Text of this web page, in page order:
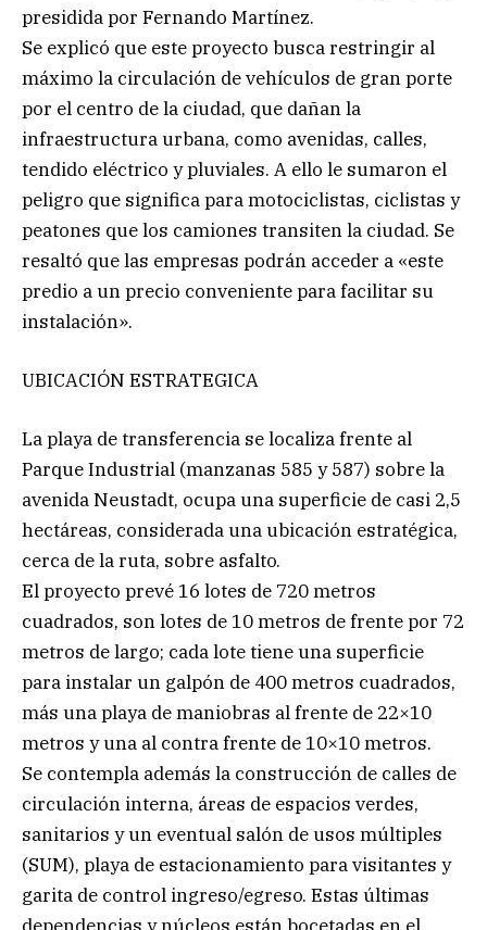
presidida por Fernando Martínez.
Se explicó que este proyecto busca restringir al
máximo la circulación de vehículos de gran porte
por el centro de la ciudad, que dañan la
infraestructura urbana, como avenidas, calles,
tendido eléctrico y pluviales. A ello le sumaron el
peligro que significa para motociclistas, ciclistas y
peatones que los camiones transiten la ciudad. Se
resaltó que las empresas podrán acceder a «este
predio a un precio conveniente para facilitar su
instalación».
UBICACIÓN ESTRATEGICA
La playa de transferencia se localiza frente al
Parque Industrial (manzanas 585 y 587) sobre la
avenida Neustadt, ocupa una superficie de casi 2,5
hectáreas, considerada una ubicación estratégica,
cerca de la ruta, sobre asfalto.
El proyecto prevé 16 lotes de 720 metros
cuadrados, son lotes de 10 metros de frente por 72
metros de largo; cada lote tiene una superficie
para instalar un galpón de 400 metros cuadrados,
más una playa de maniobras al frente de 22×10
metros y una al contra frente de 10×10 metros.
Se contempla además la construcción de calles de
circulación interna, áreas de espacios verdes,
sanitarios y un eventual salón de usos múltiples
(SUM), playa de estacionamiento para visitantes y
garita de control ingreso/egreso. Estas últimas